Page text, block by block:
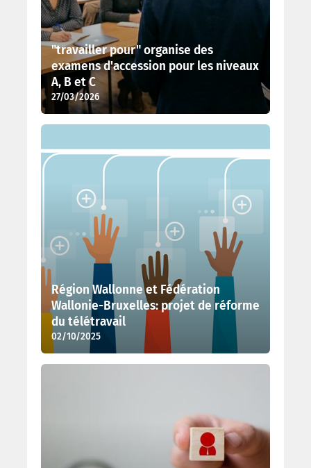
"travailler pour" organise des
examens d'accession pour les niveaux
A, B et C
27/03/2026
Région Wallonne et Fédération
Wallonie-Bruxelles: projet de réforme
du télétravail
02/10/2025